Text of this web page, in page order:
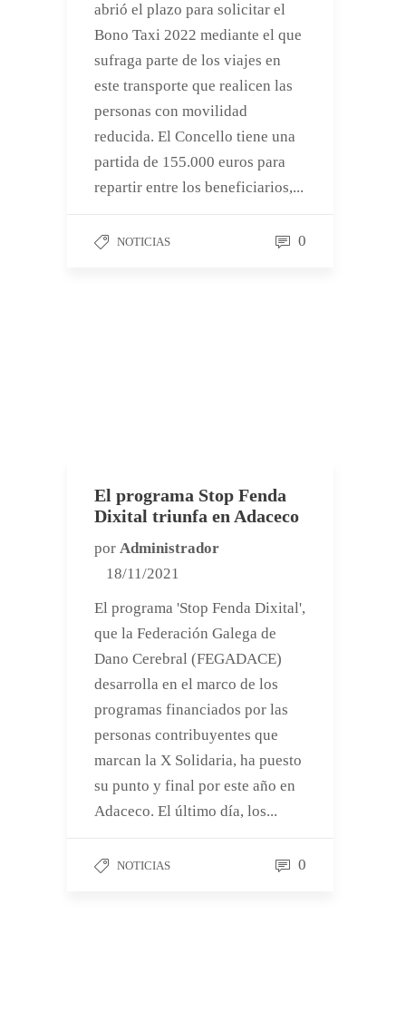
abrió el plazo para solicitar el
Bono Taxi 2022 mediante el que
sufraga parte de los viajes en
este transporte que realicen las
personas con movilidad
reducida. El Concello tiene una
partida de 155.000 euros para
repartir entre los beneficiarios,...
NOTICIAS 0
El programa Stop Fenda
Dixital triunfa en Adaceco
por Administrador
18/11/2021
El programa 'Stop Fenda Dixital',
que la Federación Galega de
Dano Cerebral (FEGADACE)
desarrolla en el marco de los
programas financiados por las
personas contribuyentes que
marcan la X Solidaria, ha puesto
su punto y final por este año en
Adaceco. El último día, los...
NOTICIAS 0